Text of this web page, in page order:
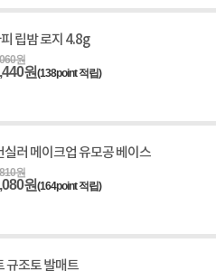
립밤 로지 4.8g
원
원(138point 적립)
실러 메이크업 유모공 베이스
원
원(164point 적립)
규조토 발매트